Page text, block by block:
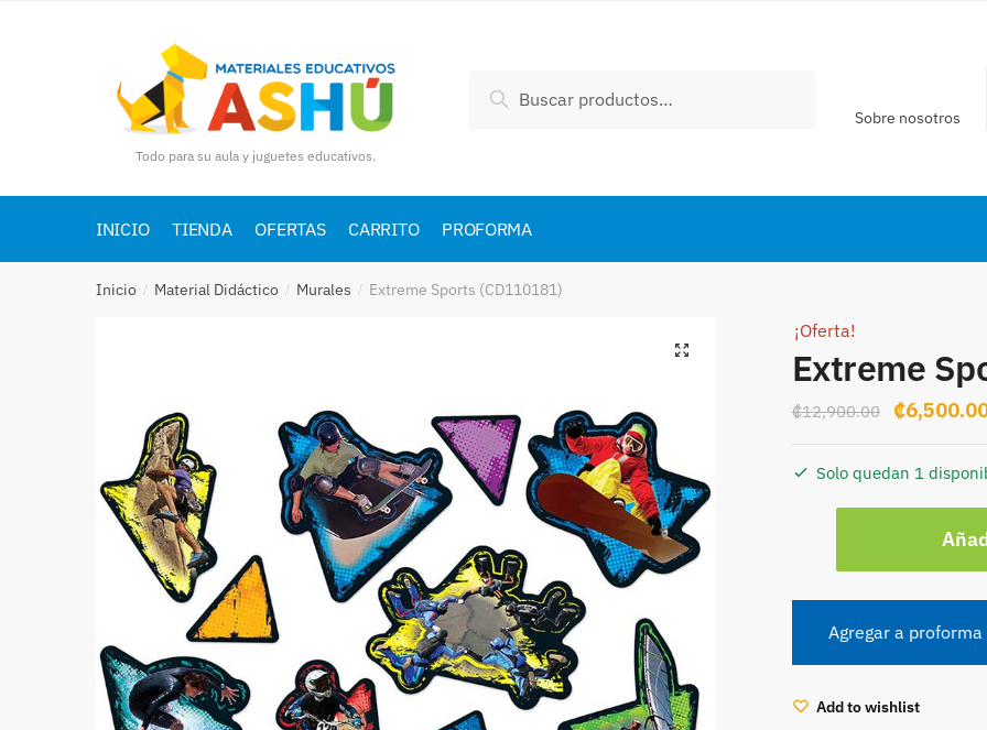
Todo para su aula y juguetes educativos.
por:
Buscar
Sobre nosotros
INICIO TIENDA OFERTAS CARRITO PROFORMA
Inicio / Material Didáctico / Murales / Extreme Sports (CD110181)
¡Oferta!
Extreme
₡12,900.00
Original
was:
₡
Solo quedan 1
(CD110181)
cantidad
Agregar a proforma
Add to wishlist